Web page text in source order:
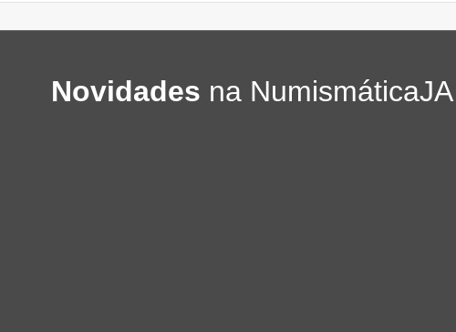
Novidades na NumismáticaJA